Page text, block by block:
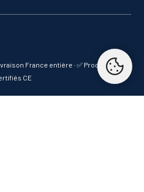
France entière · ✅ Produits
CE